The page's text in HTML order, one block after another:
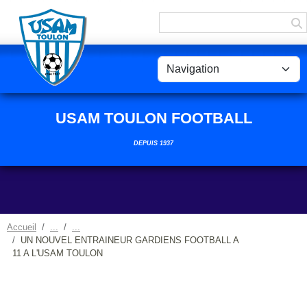
USAM TOULON FOOTBALL
DEPUIS 1937
Accueil
UN NOUVEL ENTRAINEUR GARDIENS FOOTBALL A
11 A L'USAM TOULON
Panneau de gestion des cookies